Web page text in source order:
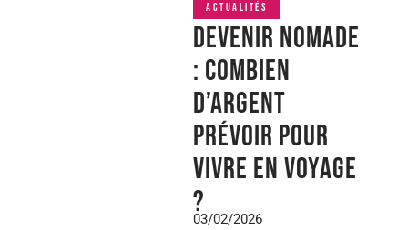
ACTUALITÉS
Devenir nomade
: Combien
d’argent
prévoir pour
vivre en voyage
?
03/02/2026